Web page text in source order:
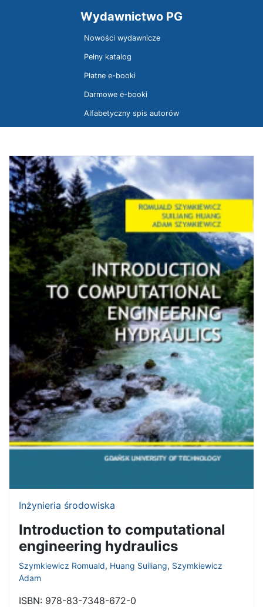
Wydawnictwo PG
Nowości wydawnicze
Pełny katalog
Płatne e-booki
Darmowe e-booki
Alfabetyczny spis autorów
Inżynieria środowiska
Introduction to computational
engineering hydraulics
Szymkiewicz Romuald, Huang Suiliang, Szymkiewicz
Adam
ISBN: 978-83-7348-672-0